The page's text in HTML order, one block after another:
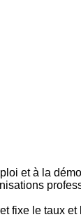
et à la
fixe le taux